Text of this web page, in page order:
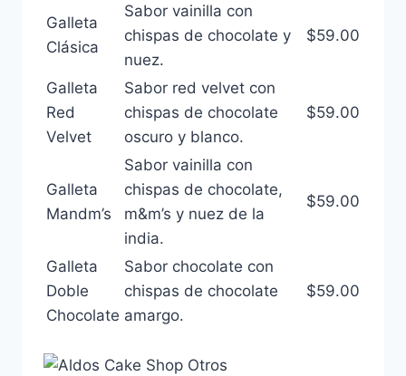
Galleta
Clásica
Sabor vainilla con
chispas de chocolate y
nuez.
$59.00
Galleta
Red
Velvet
Sabor red velvet con
chispas de chocolate
oscuro y blanco.
$59.00
Galleta
Mandm’s
Sabor vainilla con
chispas de chocolate,
m&m’s y nuez de la
india.
$59.00
Galleta
Doble
Chocolate
Sabor chocolate con
chispas de chocolate
amargo.
$59.00